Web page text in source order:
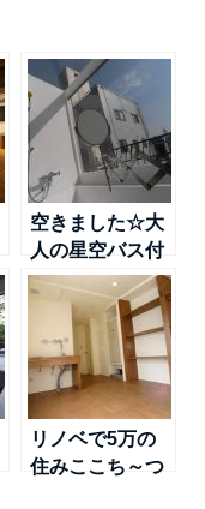
空きました☆大
人の星空バス付
ペントハウス～
TX線＠浅草
リノベで5万の
住みここち～つ